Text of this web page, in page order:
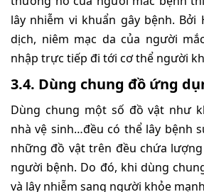
lây nhiễm vi khuẩn gây bệnh. Bởi
dịch, niêm mạc da của người
nhập trực tiếp đi tới cơ thể người
3.4. Dùng chung đồ ứng
Dùng chung một số đồ vật như
nhà vệ sinh…đều có thể lây bệnh
những đồ vật trên đều chứa
người bệnh. Do đó, khi dùng
và lây nhiễm sang người khỏe mạnh